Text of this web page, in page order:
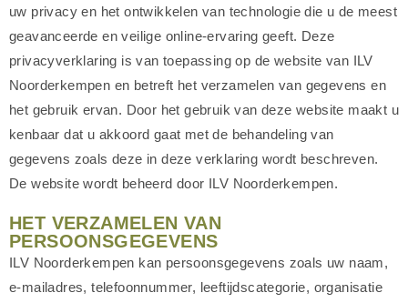
uw privacy en het ontwikkelen van technologie die u de meest
geavanceerde en veilige online-ervaring geeft. Deze
privacyverklaring is van toepassing op de website van ILV
Noorderkempen en betreft het verzamelen van gegevens en
het gebruik ervan. Door het gebruik van deze website maakt u
kenbaar dat u akkoord gaat met de behandeling van
gegevens zoals deze in deze verklaring wordt beschreven.
De website wordt beheerd door ILV Noorderkempen.
HET VERZAMELEN VAN
PERSOONSGEGEVENS
ILV Noorderkempen kan persoonsgegevens zoals uw naam,
e-mailadres, telefoonnummer, leeftijdscategorie, organisatie